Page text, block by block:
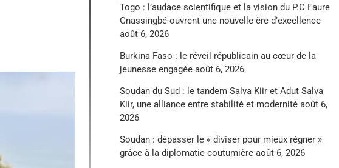
Togo : l’audace scientifique et la vision du P.C Faure
Gnassingbé ouvrent une nouvelle ère d’excellence
août 6, 2026
Burkina Faso : le réveil républicain au cœur de la
jeunesse engagée août 6, 2026
Soudan du Sud : le tandem Salva Kiir et Adut Salva
Kiir, une alliance entre stabilité et modernité août 6,
2026
Soudan : dépasser le « diviser pour mieux régner »
grâce à la diplomatie coutumière août 6, 2026